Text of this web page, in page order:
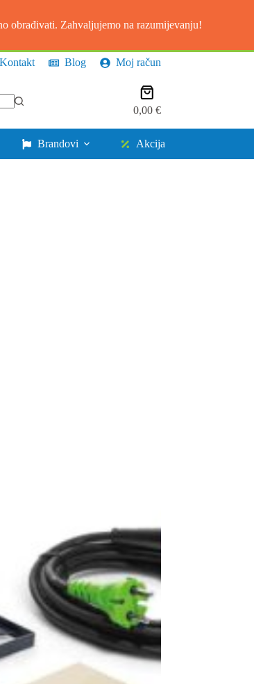
obrađivati. Zahvaljujemo na razumijevanju!
Kontakt Blog Moj račun
Košarica
0,00 €
Brandovi Akcija